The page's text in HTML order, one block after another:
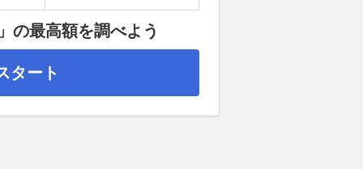
の最高額を調べよう
タート